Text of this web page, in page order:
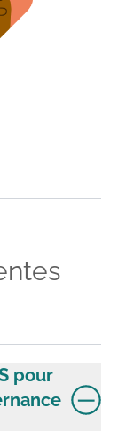
pour